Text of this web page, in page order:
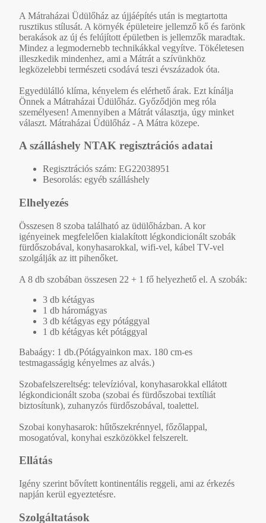
A Mátraházai Üdülőház az újjáépítés után is megtartotta
rusztikus stílusát. A környék épületeire jellemző kő és farönk
berakások az új és felújított épületben is jellemzők maradtak.
Mindez a legmodernebb technikákkal vegyítve. Tökéletesen
illeszkedik mindenhez, ami a Mátrát a szívünkhöz
legközelebbi természeti csodává teszi évszázadok óta.
Egyedülálló klíma, kényelem és elérhető árak. Ezt kínálja
Önnek a Mátraházai Üdülőház. Győződjön meg róla
személyesen! Amennyiben a Mátrát választja, úgy minket
választ. Mátraházai Üdülőház - A Mátra közepe.
A szálláshely NTAK regisztrációs adatai
Regisztrációs szám: EG22038951
Besorolás: egyéb szálláshely
Elhelyezés
Összesen 8 szoba található az üdülőházban. A kor
igényeinek megfelelően kialakított légkondicionált szobák
fürdőszobával, konyhasarokkal, wifi-vel, kábel TV-vel
szolgálják az itt pihenőket.
A 8 db szobában összesen 22 + 1 fő helyezhető el. A szobák:
3 db kétágyas
1 db háromágyas
3 db kétágyas egy pótággyal
1 db kétágyas két pótággyal
Babaágy: 1 db.(Pótágyainkon max. 180 cm-es
testmagasságig kényelmes az alvás.)
Szobafelszereltség: televízióval, konyhasarokkal ellátott
légkondicionált szoba (szobai és fürdőszobai textíliát
biztosítunk), zuhanyzós fürdőszobával, toalettel.
Szobai konyhasarok: hűtőszekrénnyel, főzőlappal,
mosogatóval, konyhai eszközökkel felszerelt.
Ellátás
Igény szerint bővített kontinentális reggeli, ami az érkezés
napján kerül egyeztetésre.
Szolgáltatások